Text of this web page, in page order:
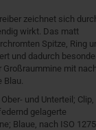
zeichnet sich
wirkt. Das matt
Spitze, Ring
und dadurch
mit
und Unterteil; Clip,
gelagerte
Blaue, nach ISO